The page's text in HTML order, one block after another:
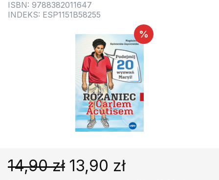
Duchowość
Literatura piękna
Książki obcojęzyczne
Poradniki, leksykony...
Promocja
Śpiew i modlitwa
%
ISBN: 9788382011647
INDEKS: ESP1151B58255
14,90 zł 13,90 zł